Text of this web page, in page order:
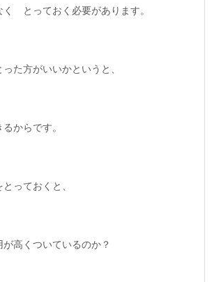
く とっておく必要があります。
た方がいいかというと、
からです。
っておくと、
高くついているのか？